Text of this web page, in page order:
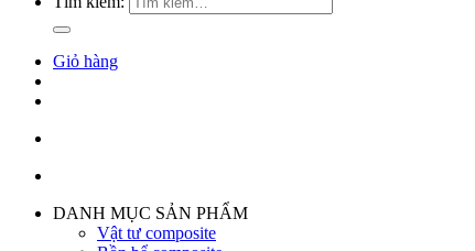
Giỏ hàng
DANH MỤC SẢN PHẨM
Vật tư composite